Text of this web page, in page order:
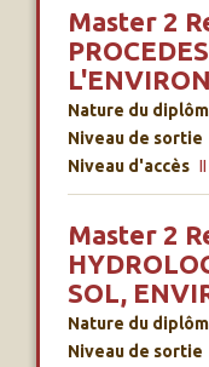
Master 2
Nature du
Niveau de sortie
Niveau d'accès
Master 2
SOL,
Nature du
Niveau de sortie